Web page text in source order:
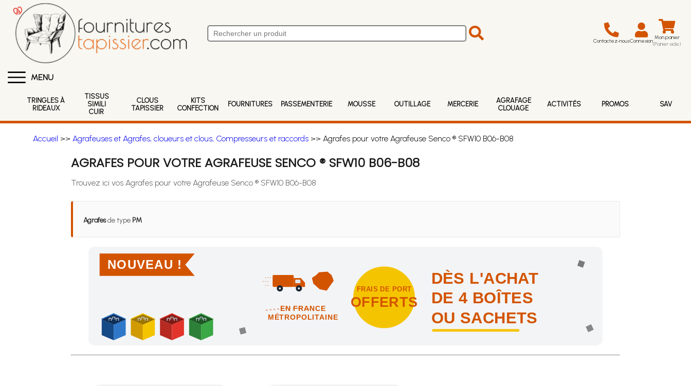
Contactez-nousConnexion Mon panier
(Panier vide)
MENU
TRINGLES À
RIDEAUX
TISSUS
SIMILI
CUIR
CLOUS
TAPISSIER
KITS
CONFECTION
FOURNITURES PASSEMENTERIE MOUSSE OUTILLAGE MERCERIE
AGRAFAGE
CLOUAGE
ACTIVITÉS PROMOS SAV
Accueil >> Agrafeuses et Agrafes, cloueurs et clous, Compresseurs et raccords>> Agrafes pour votre Agrafeuse Senco ® SFW10 B06-B08
AGRAFES POUR VOTRE AGRAFEUSE SENCO ® SFW10 B06-B08
Trouvez ici vos Agrafes pour votre Agrafeuse Senco ® SFW10 B06-B08
Agrafesde type PM
NOUVEAU !
EN FRANCE
MÉTROPOLITAINE
FRAIS DE PORT
OFFERTS
DÈS L'ACHAT
DE 4 BOÎTES
OU SACHETS
Achetez 4 sachets ou boîtes d'agrafes ou de pointes et nous vous offrons les frais de port en France métropolitaine !